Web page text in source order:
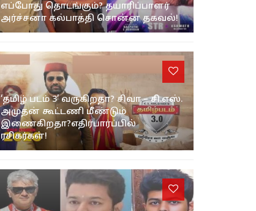
எப்போது தொடங்கும்? தயாரிப்பாளர்
அர்ச்சனா கல்பாத்தி சொன்ன தகவல்!
‘தமிழ் படம் 3’ வருகிறதா? சிவா – சி.எஸ்.
அமுதன் கூட்டணி மீண்டும்
இணைகிறதா?எதிர்பார்ப்பில்
ரசிகர்கள்!